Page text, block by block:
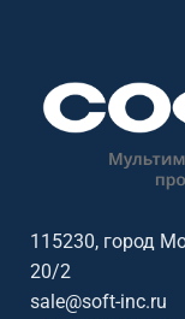
технология: DLP.
115230, город
20/2
sale@soft-inc.ru